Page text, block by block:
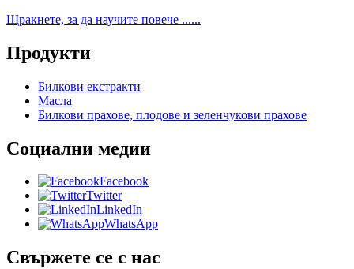
Щракнете, за да научите повече ......
Продукти
Билкови екстракти
Масла
Билкови прахове, плодове и зеленчукови прахове
Социални медии
Facebook
Twitter
LinkedIn
WhatsApp
Свържете се с нас